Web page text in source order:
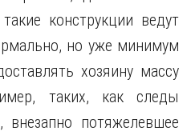
конструкции ведут
но уже минимум
хозяину массу
таких, как следы
внезапно потяжелевшее